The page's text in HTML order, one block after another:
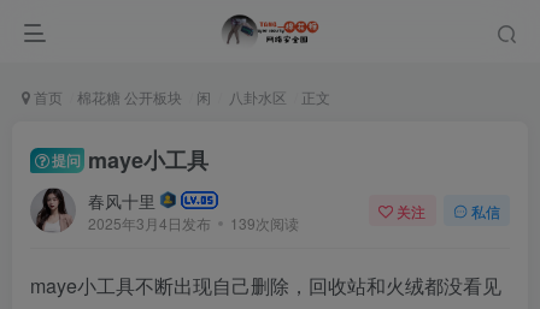
首页 棉花糖 公开板块 闲 八卦水区 正文
提问 maye小工具
春风十里
2025年3月4日发布 139次阅读
关注 私信
maye小工具不断出现自己删除，回收站和火绒都没看见